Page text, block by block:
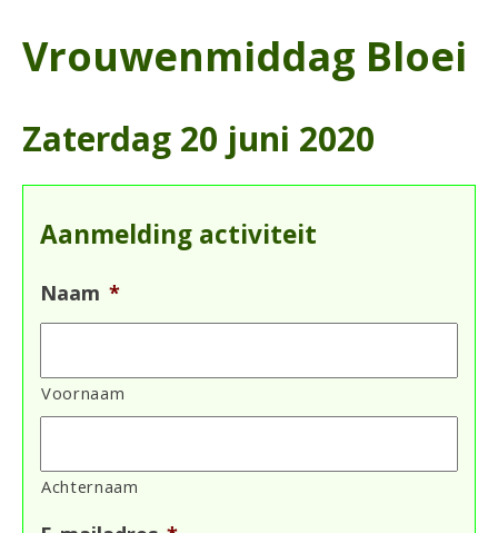
Vrouwenmiddag Bloei
Zaterdag 20 juni 2020
Aanmelding activiteit
Naam *
Voornaam
Achternaam